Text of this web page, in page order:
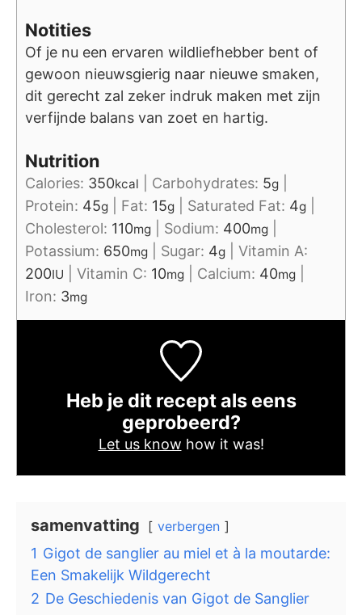
Notities
Of je nu een ervaren wildliefhebber bent of
gewoon nieuwsgierig naar nieuwe smaken,
dit gerecht zal zeker indruk maken met zijn
verfijnde balans van zoet en hartig.
Nutrition
Calories: 350kcal Carbohydrates: 5g
Protein: 45g Fat: 15g Saturated Fat: 4g
Cholesterol: 110mg Sodium: 400mg
Potassium: 650mg Sugar: 4g
Vitamin A:
200IU Vitamin C: 10mg Calcium: 40mg
Iron: 3mg
Heb je dit recept als eens
geprobeerd?
Let us know how it was!
samenvatting verbergen
1 Gigot de sanglier au miel et à la moutarde:
Een Smakelijk Wildgerecht
2 De Geschiedenis van Gigot de Sanglier